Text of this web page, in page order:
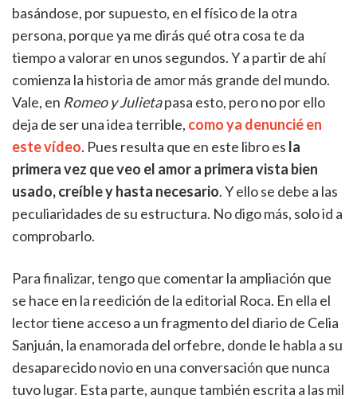
basándose, por supuesto, en el físico de la otra
persona, porque ya me dirás qué otra cosa te da
tiempo a valorar en unos segundos. Y a partir de ahí
comienza la historia de amor más grande del mundo.
Vale, en Romeo y Julietapasa esto, pero no por ello
deja de ser una idea terrible, como ya denuncié en
este vídeo. Pues resulta que en este libro es la
primera vez que veo el amor a primera vista bien
usado, creíble y hasta necesario. Y ello se debe a las
peculiaridades de su estructura. No digo más, solo id a
comprobarlo.
Para finalizar, tengo que comentar la ampliación que
se hace en la reedición de la editorial Roca. En ella el
lector tiene acceso a un fragmento del diario de Celia
Sanjuán, la enamorada del orfebre, donde le habla a su
desaparecido novio en una conversación que nunca
tuvo lugar. Esta parte, aunque también escrita a las mil